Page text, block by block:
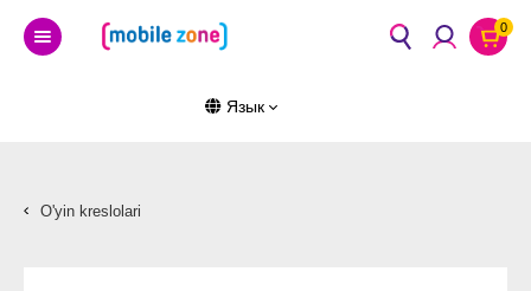
0
Язык
O'yin kreslolari